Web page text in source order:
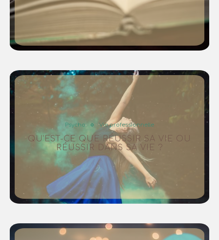
Psycho Vie professionnelle
QU’EST-CE QUE RÉUSSIR SA VIE OU
RÉUSSIR DANS SA VIE ?